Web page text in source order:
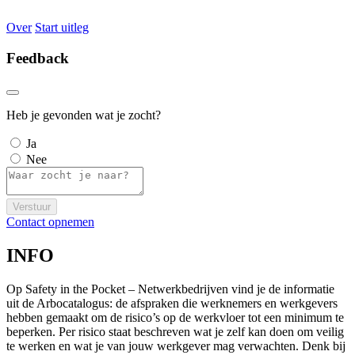
Over Start uitleg
Feedback
Heb je gevonden wat je zocht?
Ja
Nee
Verstuur
Contact opnemen
INFO
Op Safety in the Pocket – Netwerkbedrijven vind je de informatie
uit de Arbocatalogus: de afspraken die werknemers en werkgevers
hebben gemaakt om de risico’s op de werkvloer tot een minimum te
beperken. Per risico staat beschreven wat je zelf kan doen om veilig
te werken en wat je van jouw werkgever mag verwachten. Denk bij